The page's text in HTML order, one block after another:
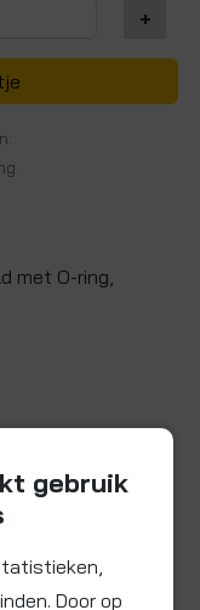
+
met O-ring,
gebruik
Door op